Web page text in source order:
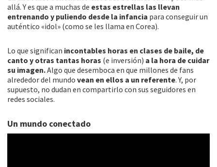
allá. Y es que a muchas de estas estrellas las llevan
entrenando y puliendo desde la infancia para conseguir un
auténtico «idol» (como se les llama en Corea).
Lo que significan incontables horas en clases de baile, de
canto y otras tantas horas (e inversión) a la hora de cuidar
su imagen.Algo que desemboca en que millones de fans
alrededor del mundo vean en ellos a un referente. Y, por
supuesto, no dudan en compartirlo con sus seguidores en
redes sociales.
Un mundo conectado